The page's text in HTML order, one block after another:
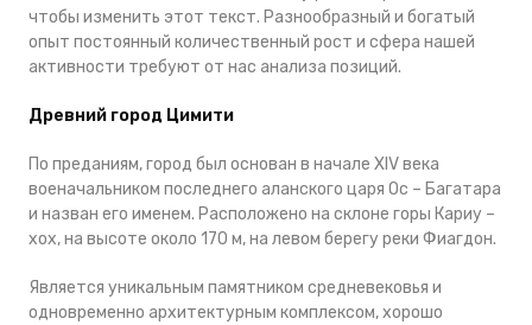
чтобы изменить этот текст. Разнообразный и богатый
опыт постоянный количественный рост и сфера нашей
активности требуют от нас анализа позиций.
Древний город Цимити
По преданиям, город был основан в начале XIV века
военачальником последнего аланского царя Ос – Багатара
и назван его именем. Расположено на склоне горы Кариу –
хох, на высоте около 170 м, на левом берегу реки Фиагдон.
Является уникальным памятником средневековья и
одновременно архитектурным комплексом, хорошо